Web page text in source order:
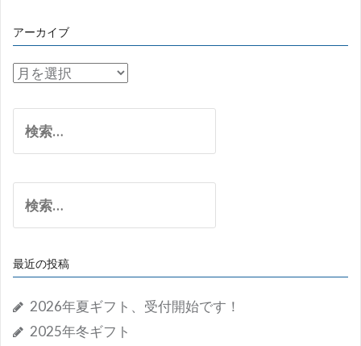
アーカイブ
ア
イ
ブ
索:
索:
最近の投稿
2026年夏ギフト、受付開始です！
2025年冬ギフト